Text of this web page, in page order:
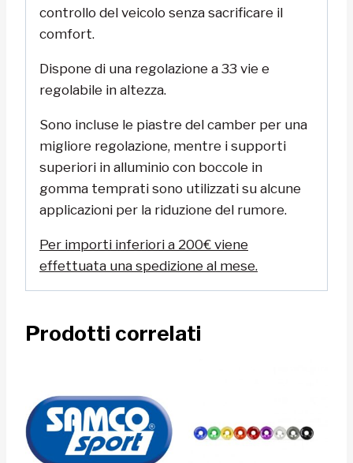
controllo del veicolo senza sacrificare il
comfort.
Dispone di una regolazione a 33 vie e
regolabile in altezza.
Sono incluse le piastre del camber per una
migliore regolazione, mentre i supporti
superiori in alluminio con boccole in
gomma temprati sono utilizzati su alcune
applicazioni per la riduzione del rumore.
Per importi inferiori a 200€ viene
effettuata una spedizione al mese.
Prodotti correlati